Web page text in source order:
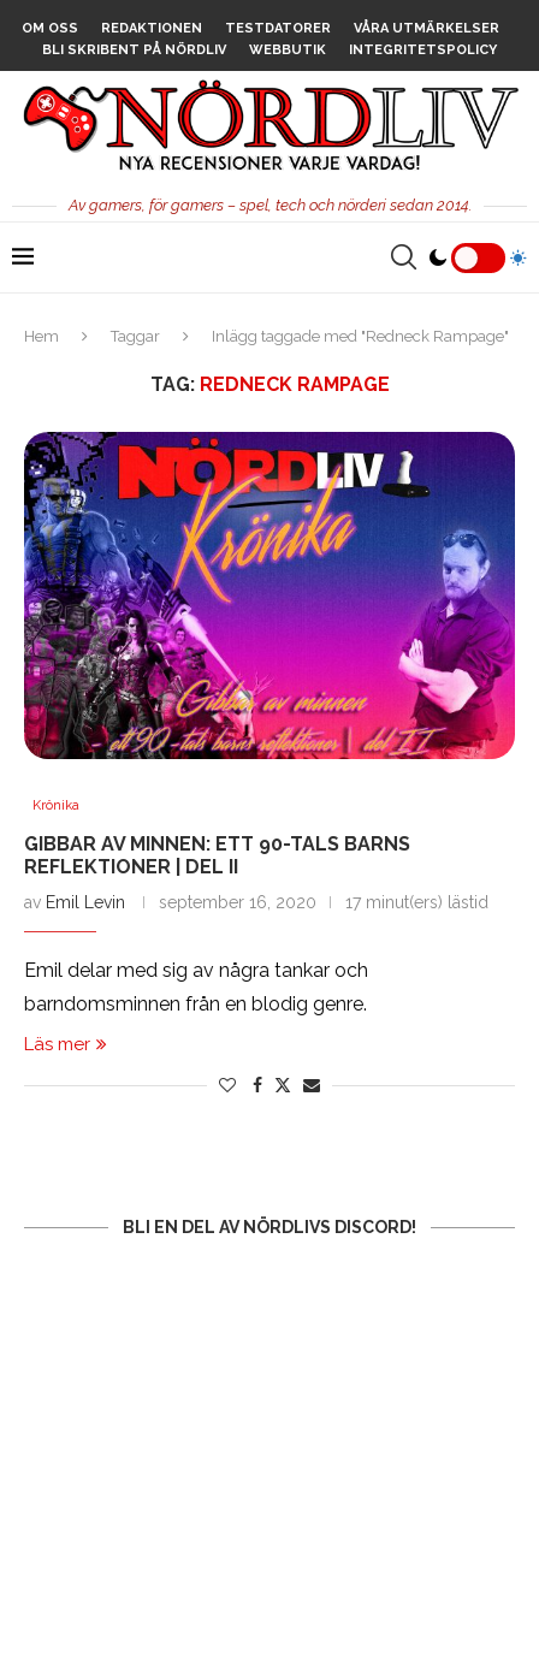
OM OSS REDAKTIONEN TESTDATORER
VÅRA UTMÄRKELSER
BLI SKRIBENT PÅ NÖRDLIV
WEBBUTIK INTEGRITETSPOLICY
Av gamers, för gamers – spel, tech och nörderi sedan 2014.
Hem Taggar Inlägg taggade med "Redneck Rampage"
TAG: REDNECK RAMPAGE
Krönika
GIBBAR AV MINNEN: ETT 90-TALS BARNS
REFLEKTIONER | DEL II
av Emil Levin september 16, 2020 17 minut(ers) lästid
Emil delar med sig av några tankar och
barndomsminnen från en blodig genre.
Läs mer
BLI EN DEL AV NÖRDLIVS DISCORD!